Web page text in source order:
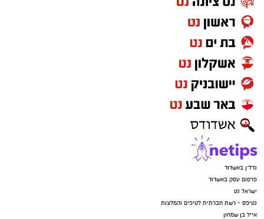
נדל"ן באשדוד
פרסום עסק באשדוד
ישראל נט
נטיפס - רשת חברתית לטיפים והמלצות
אייל בן שמחון